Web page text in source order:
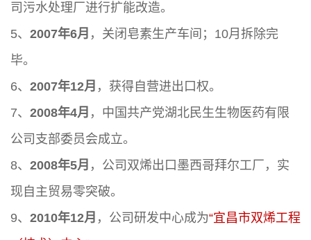
司污水处理厂进行扩能改造。
5、 2007年6月 ，关闭皂素生产车间；10月拆除完
毕。
6、 2007年12月 ，获得自营进出口权。
7、 2008年4月 ，中国共产党湖北民生生物医药有限
公司支部委员会成立。
8、 2008年5月 ，公司双烯出口墨西哥拜尔工厂，实
现自主贸易零突破。
9、 2010年12月 ，公司研发中心成为“宜昌市双烯工程